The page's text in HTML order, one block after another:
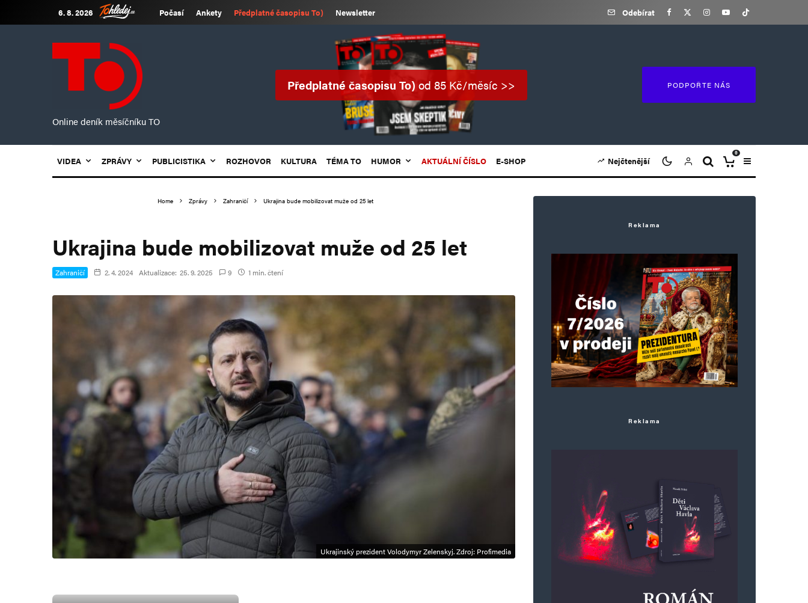
6. 8. 2026 Počasí Ankety Předplatné časopisu To) Newsletter Odebírat
Online deník měsíčníku TO
Předplatné časopisu To)od 85 Kč/měsíc >> PODPOŘTE NÁS
VIDEA ZPRÁVY PUBLICISTIKA ROZHOVOR KULTURA TÉMA TO HUMOR AKTUÁLNÍ ČÍSLO E-SHOP Nejčtenější
0
Home Zprávy Zahraničí Ukrajina bude mobilizovat muže od 25 let
Ukrajina bude mobilizovat muže od 25 let
Zahraničí 2. 4. 2024 Aktualizace: 25. 9. 2025 9 1 min. čtení
Ukrajinský prezident Volodymyr Zelenskyj. Zdroj: Profimedia
Reklama
Reklama